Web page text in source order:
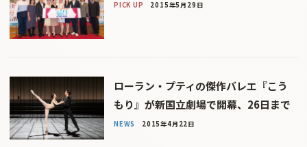
PICK UP 2015年5月29日
ローラン・プティの傑作バレエ『こう
もり』が新国立劇場で開幕、26日まで
NEWS 2015年4月22日